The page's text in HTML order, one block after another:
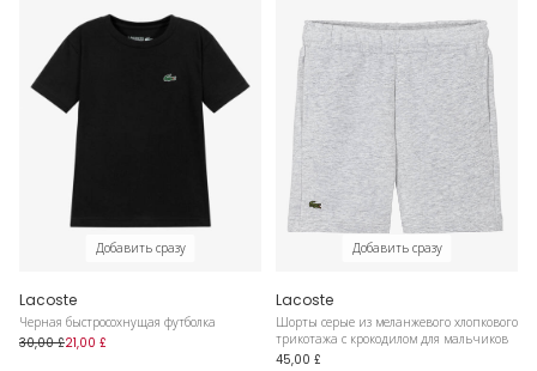
Добавить сразу
Lacoste
Черная быстросохнущая футболка
30,00 £21,00 £
Добавить сразу
Lacoste
Шорты серые из меланжевого хлопкового
трикотажа с крокодилом для мальчиков
45,00 £